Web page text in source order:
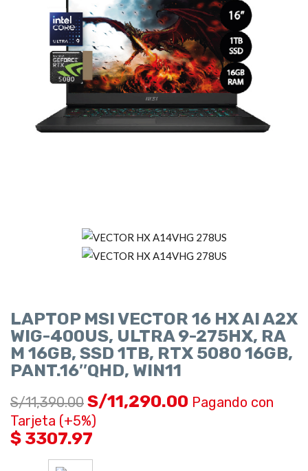
LAPTOP MSI VECTOR 16 HX AI A2X
WIG-400US, ULTRA 9-275HX, RA
M 16GB, SSD 1TB, RTX 5080 16GB,
PANT.16″QHD, WIN11
S/11,390.00 S/11,290.00 Pagando con
Tarjeta (+5%)
$ 3307.97